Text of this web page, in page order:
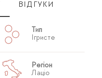
ВІДГУКИ
Тип
Ігристе
Регіон
Лаціо